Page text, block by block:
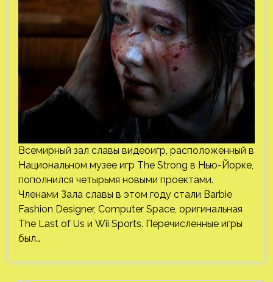
Всемирный зал славы видеоигр, расположенный в
Национальном музее игр The Strong в Нью-Йорке,
пополнился четырьмя новыми проектами.
Членами Зала славы в этом году стали Barbie
Fashion Designer, Computer Space, оригинальная
The Last of Us и Wii Sports. Перечисленные игры
был…